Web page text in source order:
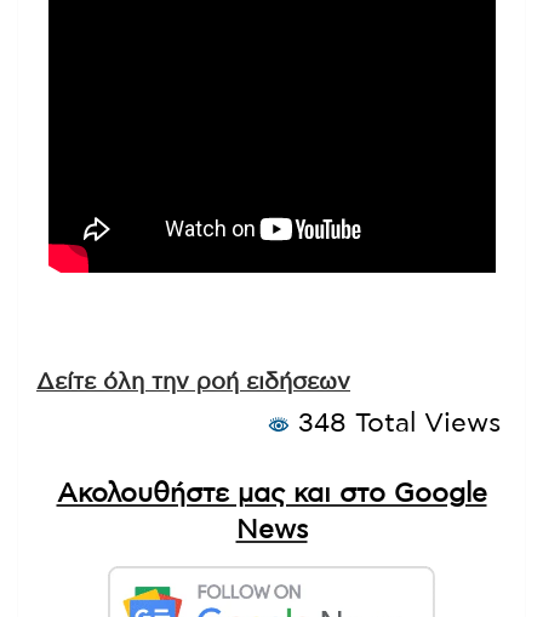
Δείτε όλη την ροή ειδήσεων
348 Total Views
Ακολουθήστε μας και στο Google
News